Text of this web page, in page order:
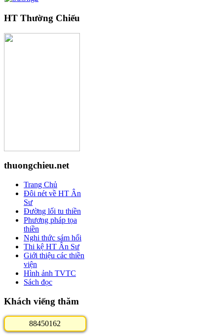
HT Thường Chiếu
thuongchieu.net
Trang Chủ
Đôi nét về HT Ân
Sư
Đường lối tu thiền
Phương pháp tọa
thiền
Nghi thức sám hối
Thi kệ HT Ân Sư
Giới thiệu các thiền
viện
Hình ảnh TVTC
Sách đọc
Khách viếng thăm
88450162